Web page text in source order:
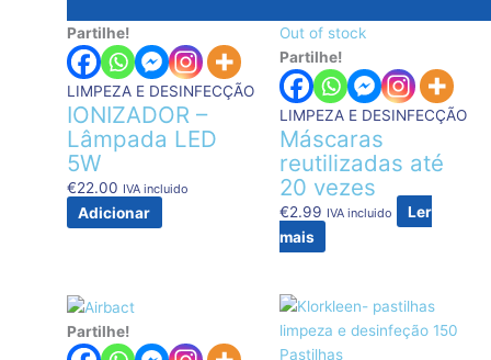
Partilhe!
LIMPEZA E DESINFECÇÃO
IONIZADOR –
Lâmpada LED
5W
€22.00 IVA incluido
Adicionar
Out of stock
Partilhe!
LIMPEZA E DESINFECÇÃO
Máscaras
reutilizadas até
20 vezes
€2.99 IVA incluido
Ler
mais
Partilhe!